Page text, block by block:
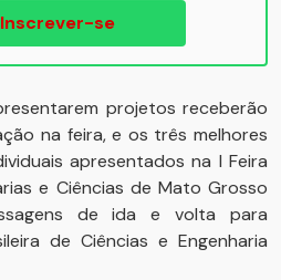
Inscrever-se
projetos receberão
na feira, e os três melhores
apresentados na I Feira
e Ciências de Mato Grosso
de ida e volta para
de Ciências e Engenharia